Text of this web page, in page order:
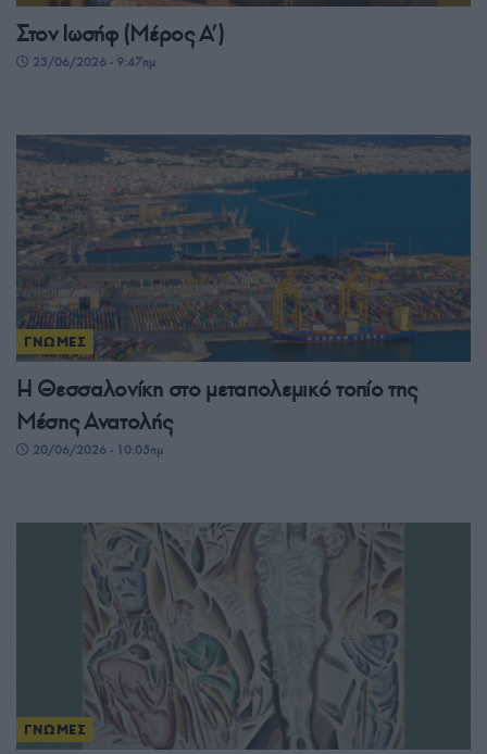
Στον Ιωσήφ (Μέρος Α’)
23/06/2026 - 9:47πμ
ΓΝΩΜΕΣ
Η Θεσσαλονίκη στο μεταπολεμικό τοπίο της
Μέσης Ανατολής
20/06/2026 - 10:05πμ
ΓΝΩΜΕΣ